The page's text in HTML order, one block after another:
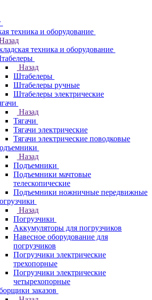
техника и оборудование
техника и оборудование
Назад
Штабелеры
Штабелеры ручные
Штабелеры электрические
Назад
Тягачи
Тягачи электрические
Тягачи электрические поводковые
Назад
Подъемники
Подъемники мачтовые
телескопические
Подъемники ножничные передвижные
Назад
Погрузчики
Аккумуляторы для погрузчиков
Навесное оборудование для
погрузчиков
Погрузчики электрические
трехопорные
Погрузчики электрические
четырехопорные
заказов